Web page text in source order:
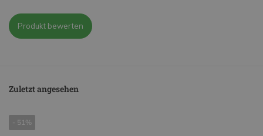
Produkt bewerten
Zuletzt angesehen
- 51%